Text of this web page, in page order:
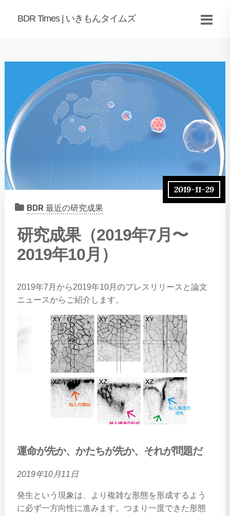
BDR Times | いきもんタイムズ
2019-11-29
研究成果（2019年7月〜
2019年10月）
2019年7月から2019年10月のプレスリリースと論文
ニュースからご紹介します。
運命が先か、かたちが先か、それが問題だ
2019年10月11日
発生という現象は、より複雑な形態を形成するよう
に必ず一方向性に進みます。つまり一度できた形態
BDR 最近の研究成果